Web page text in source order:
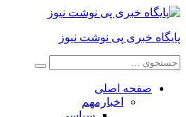
پایگاه خبری پی نوشت نیوز
صفحه اصلی
اخبارمهم